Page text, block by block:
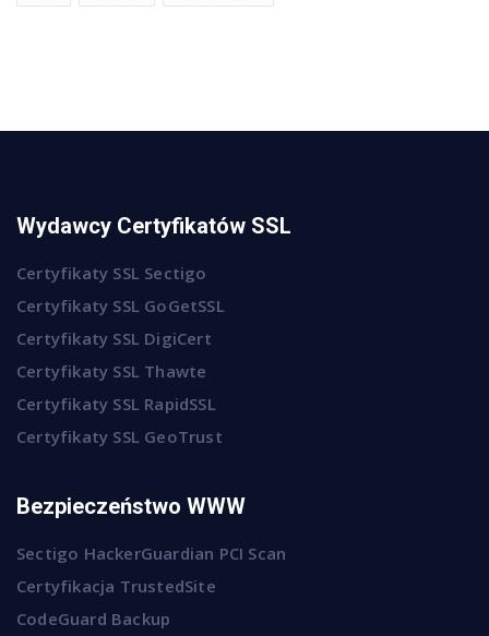
Wydawcy Certyfikatów SSL
Certyfikaty SSL Sectigo
Certyfikaty SSL GoGetSSL
Certyfikaty SSL DigiCert
Certyfikaty SSL Thawte
Certyfikaty SSL RapidSSL
Certyfikaty SSL GeoTrust
Bezpieczeństwo WWW
Sectigo HackerGuardian PCI Scan
Certyfikacja TrustedSite
CodeGuard Backup